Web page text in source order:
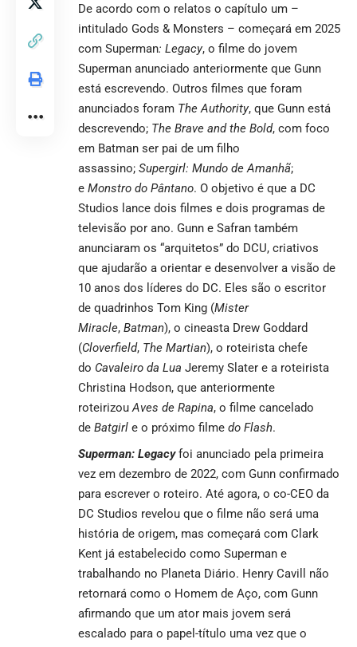
De acordo com o relatos o capítulo um –
intitulado Gods & Monsters – começará em 2025
com Superman: Legacy, o filme do jovem
Superman anunciado anteriormente que Gunn
está escrevendo. Outros filmes que foram
anunciados foram The Authority, que Gunn está
descrevendo; The Brave and the Bold, com foco
em Batman ser pai de um filho
assassino; Supergirl: Mundo de Amanhã;
e Monstro do Pântano. O objetivo é que a DC
Studios lance dois filmes e dois programas de
televisão por ano. Gunn e Safran também
anunciaram os “arquitetos” do DCU, criativos
que ajudarão a orientar e desenvolver a visão de
10 anos dos líderes do DC. Eles são o escritor
de quadrinhos Tom King (Mister
Miracle, Batman), o cineasta Drew Goddard
(Cloverfield, The Martian), o roteirista chefe
do Cavaleiro da Lua Jeremy Slater e a roteirista
Christina Hodson, que anteriormente
roteirizou Aves de Rapina, o filme cancelado
de Batgirl e o próximo filme do Flash.
Superman: Legacyfoi anunciado pela primeira
vez em dezembro de 2022, com Gunn confirmado
para escrever o roteiro. Até agora, o co-CEO da
DC Studios revelou que o filme não será uma
história de origem, mas começará com Clark
Kent já estabelecido como Superman e
trabalhando no Planeta Diário. Henry Cavill não
retornará como o Homem de Aço, com Gunn
afirmando que um ator mais jovem será
escalado para o papel-título uma vez que o